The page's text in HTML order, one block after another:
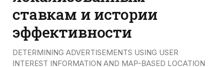
ставкам и истории
эффективности
DETERMINING ADVERTISEMENTS USING USER
INTEREST INFORMATION AND MAP-BASED LOCATION